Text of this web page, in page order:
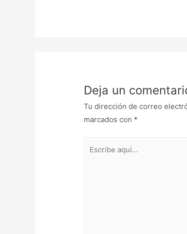
Deja un
Tu dirección de correo
marcados con *